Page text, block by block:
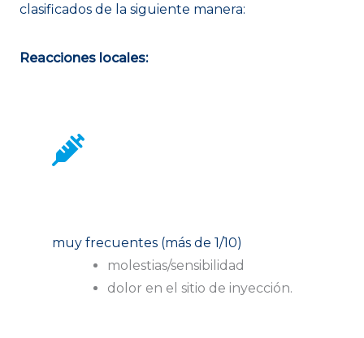
clasificados de la siguiente manera:
Reacciones locales:
muy frecuentes (más de 1/10)
molestias/sensibilidad
dolor en el sitio de inyección.